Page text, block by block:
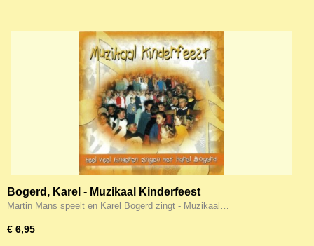
Bogerd, Karel - Muzikaal Kinderfeest
Martin Mans speelt en Karel Bogerd zingt - Muzikaal…
€ 6,95